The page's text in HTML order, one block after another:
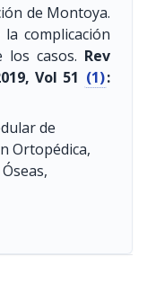
de Montoya.
complicación
los casos. Rev
Vol 51 (1):
de
Ortopédica,